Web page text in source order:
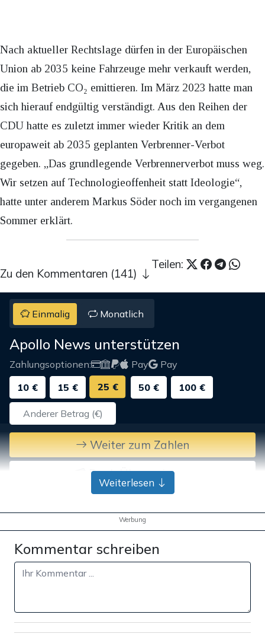
Nach aktueller Rechtslage dürfen in der Europäischen
Union ab 2035 keine Fahrzeuge mehr verkauft werden,
die im Betrieb CO₂ emittieren. Im März 2023 hatte man
sich hierauf endgültig verständigt. Aus den Reihen der
CDU hatte es zuletzt immer wieder Kritik an dem
europaweit ab 2035 geplanten Verbrenner-Verbot
gegeben. „Das grundlegende Verbrennerverbot muss weg.
Wir setzen auf Technologieoffenheit statt Ideologie“,
hatte unter anderem Markus Söder noch im vergangenen
Sommer erklärt.
Teilen:
Zu den Kommentaren (141)
Einmalig Monatlich
Apollo News unterstützen
Zahlungsoptionen: Pay
Pay
10 €
15 € 25 € 50 € 100 €
Weiter zum Zahlen
Bank-Überweisung
Weiterlesen
Werbung
Kommentar schreiben